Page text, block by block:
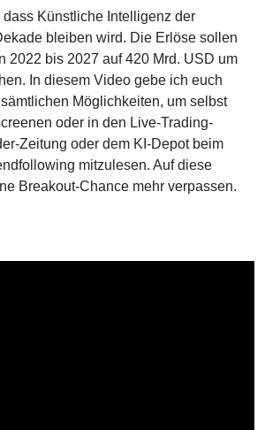
Künstliche Intelligenz der
bleiben wird. Die Erlöse sollen
2022 bis 2027 auf 420 Mrd. USD um
In diesem Video gebe ich euch
Möglichkeiten, um selbst
oder in den Live-Trading-
Zeitung oder dem KI-Depot beim
mitzulesen. Auf diese
Breakout-Chance mehr verpassen.